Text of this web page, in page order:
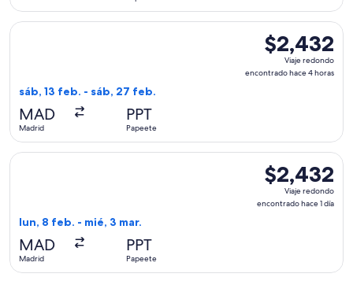
$2,432
Viaje
redondo,
$2,432
Viaje redondo
encontrado hace 4 horas
sáb, 13 feb. - sáb, 27 feb.
MAD
Madrid
PPT
Papeete
Seleccionar vuelo de Swiss International Air Lines, con
$2,432
Viaje
redondo,
$2,432
Viaje redondo
encontrado hace 1 día
lun, 8 feb. - mié, 3 mar.
MAD
Madrid
PPT
Papeete
Seleccionar vuelo de Lufthansa, con salida el lun, 8 feb.